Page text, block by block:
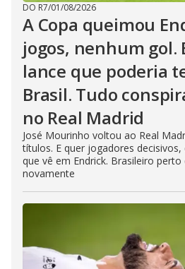
DO R7/01/08/2026
A Copa queimou
jogos, nenhum gol.
lance que poderia
Brasil. Tudo
no Real Madrid
José Mourinho voltou ao Real
títulos. E quer jogadores
que vê em Endrick. Brasileiro
novamente